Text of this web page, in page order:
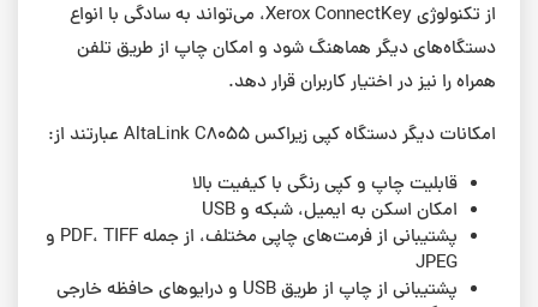
از تکنولوژی Xerox ConnectKey، می‌تواند به سادگی با انواع
دستگاه‌های دیگر هماهنگ شود و امکان چاپ از طریق تلفن
همراه را نیز در اختیار کاربران قرار دهد.
امکانات دیگر دستگاه کپی زیراکس AltaLink C8055 عبارتند از:
قابلیت چاپ و کپی رنگی با کیفیت بالا
امکان اسکن به ایمیل، شبکه و USB
پشتیبانی از فرمت‌های چاپی مختلف، از جمله PDF، TIFF و
JPEG
پشتیبانی از چاپ از طریق USB و درایوهای حافظه خارجی